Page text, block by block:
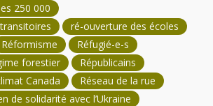
250 000
ré-ouverture des écoles
Réformisme
Réfugié-e-s
forestier
Républicains
Canada
Réseau de la rue
de solidarité avec l’Ukraine